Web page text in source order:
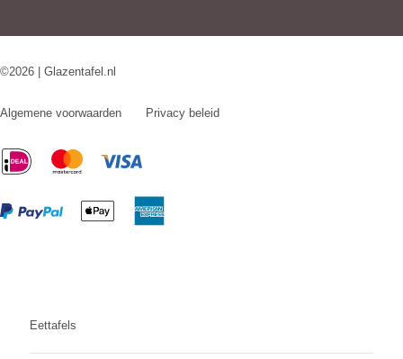
©2026 | Glazentafel.nl
Algemene voorwaarden Privacy beleid
Eettafels